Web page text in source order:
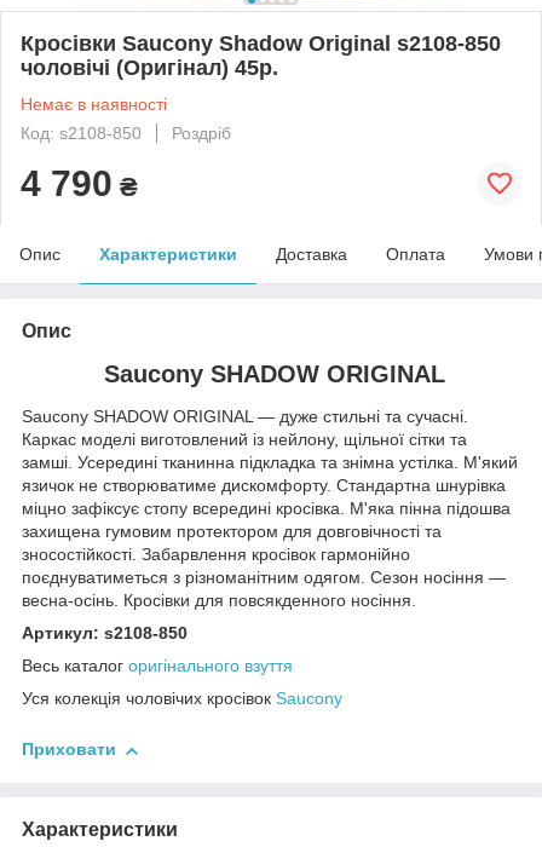
Кросівки Saucony Shadow Original s2108-850
чоловічі (Оригінал) 45р.
Немає в наявності
Код: s2108-850
Роздріб
4 790 ₴
Опис Характеристики Доставка Оплата Умови
Опис
Saucony SHADOW ORIGINAL
Saucony SHADOW ORIGINAL — дуже стильні та сучасні.
Каркас моделі виготовлений із нейлону, щільної сітки та
замші. Усередині тканинна підкладка та знімна устілка. М'який
язичок не створюватиме дискомфорту. Стандартна шнурівка
міцно зафіксує стопу всередині кросівка. М'яка пінна підошва
захищена гумовим протектором для довговічності та
зносостійкості. Забарвлення кросівок гармонійно
поєднуватиметься з різноманітним одягом. Сезон носіння —
весна-осінь. Кросівки для повсякденного носіння.
Артикул: s2108-850
Весь каталог оригінального взуття
Уся колекція чоловічих кросівок Saucony
Приховати
Характеристики